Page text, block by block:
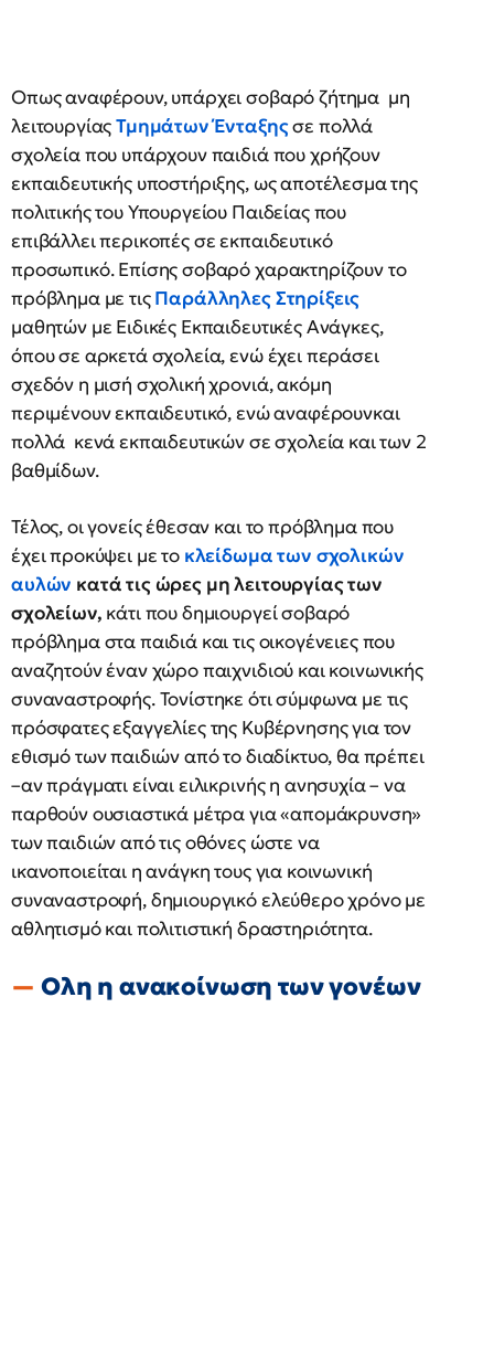
Οπως αναφέρουν, υπάρχει σοβαρό ζήτημα μη
λειτουργίαςΤμημάτων Ένταξηςσε πολλά
σχολεία που υπάρχουν παιδιά που χρήζουν
εκπαιδευτικής υποστήριξης, ως αποτέλεσμα της
πολιτικής του Υπουργείου Παιδείας που
επιβάλλει περικοπές σε εκπαιδευτικό
προσωπικό. Επίσης σοβαρό χαρακτηρίζουν το
πρόβλημα με τιςΠαράλληλες Στηρίξεις
μαθητών με Ειδικές Εκπαιδευτικές Ανάγκες,
όπου σε αρκετά σχολεία, ενώ έχει περάσει
σχεδόν η μισή σχολική χρονιά, ακόμη
περιμένουν εκπαιδευτικό, ενώ αναφέρουνκαι
πολλά κενά εκπαιδευτικών σε σχολεία και των 2
βαθμίδων.
Τέλος, οι γονείς έθεσαν και το πρόβλημα που
έχει προκύψει με το κλείδωμα των σχολικών
αυλών κατά τις ώρες μη λειτουργίας των
σχολείων, κάτι που δημιουργεί σοβαρό
πρόβλημα στα παιδιά και τις οικογένειες που
αναζητούν έναν χώρο παιχνιδιού και κοινωνικής
συναναστροφής. Τονίστηκε ότι σύμφωνα με τις
πρόσφατεςεξαγγελίες της Κυβέρνησης για τον
εθισμό των παιδιών από το διαδίκτυο, θα πρέπει
–αν πράγματι είναι ειλικρινής η ανησυχία – να
παρθούν ουσιαστικά μέτρα για «απομάκρυνση»
των παιδιών από τις οθόνες ώστε να
ικανοποιείται η ανάγκη τους για κοινωνική
συναναστροφή, δημιουργικό ελεύθερο χρόνο με
αθλητισμό και πολιτιστική δραστηριότητα.
Ολη η ανακοίνωση των γονέων